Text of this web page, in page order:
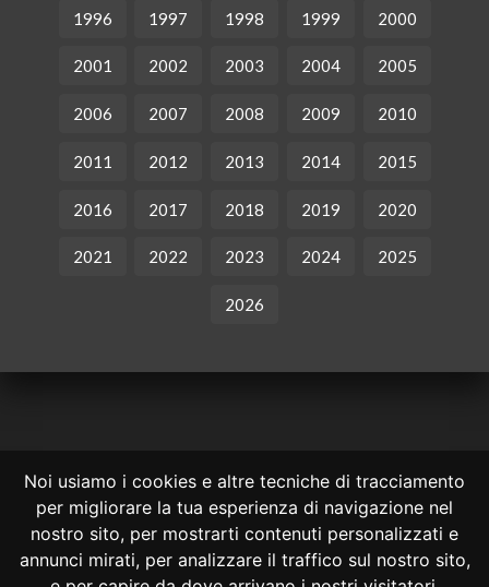
Noi usiamo i cookies e altre tecniche di tracciamento
per migliorare la tua esperienza di navigazione nel
nostro sito, per mostrarti contenuti personalizzati e
annunci mirati, per analizzare il traffico sul nostro sito,
1996 1997 1998 1999 2000
2001 2002 2003 2004 2005
2006 2007 2008 2009 2010
2011 2012 2013 2014 2015
2016 2017 2018 2019 2020
2021 2022 2023 2024 2025
2026
CONSULTA ONLINE DAL 1995 -NOTE LEGALI
Consulta OnLine non ha prodotto e non è responsabile per i contenuti e
le informazioni legali di siti collegati.